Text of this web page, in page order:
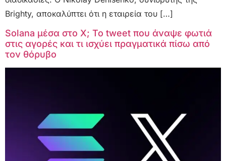
Brighty, αποκαλύπτει ότι η εταιρεία του […]
Solana μέσα στο X; Το tweet που άναψε φωτιά
στις αγορές και τι ισχύει πραγματικά πίσω από
τον θόρυβο